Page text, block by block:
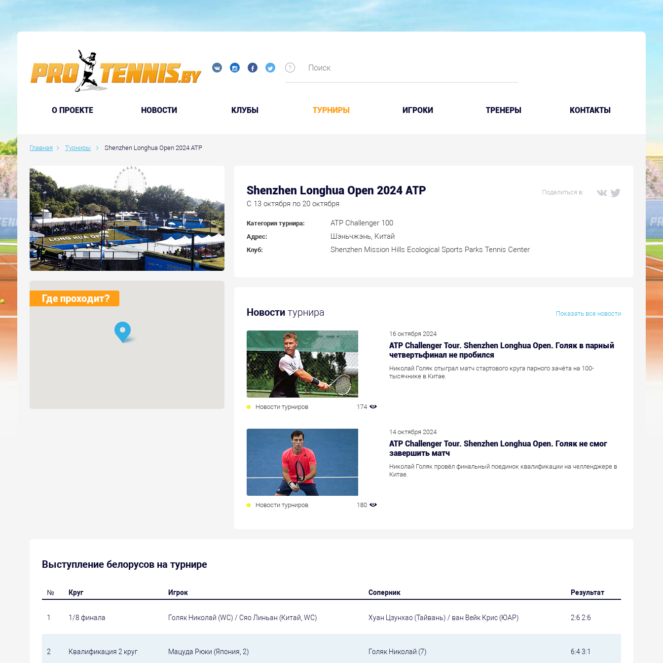
O ПРОЕКТЕ НОВОСТИ КЛУБЫ ТУРНИРЫ ИГРОКИ ТРЕНЕРЫ КОНТАКТЫ
Главная Турниры Shenzhen Longhua Open 2024 ATP
Поделиться в:
Shenzhen Longhua Open 2024 ATP
C 13 октября по 20 октября
Категория турнира: ATP Challenger 100
Адрес: Шэньчжэнь, Китай
Клуб: Shenzhen Mission Hills Ecological Sports Parks Tennis Center
Показать все новости
Новости турнира
Новости турниров 174
16 октября 2024
ATP Challenger Tour. Shenzhen Longhua Open. Голяк в парный
четвертьфинал не пробился
Николай Голяк отыграл матч стартового круга парного зачёта на 100-
тысячнике в Китае.
Новости турниров 180
14 октября 2024
ATP Challenger Tour. Shenzhen Longhua Open. Голяк не смог
завершить матч
Николай Голяк провёл финальный поединок квалификации на челленджере в
Китае.
Где проходит?
Выступление белорусов на турнире
№ Круг Игрок Соперник Результат
1 1/8 финала Голяк Николай (WC) / Сяо Линьан (Китай, WC) Хуан Цзунхао (Тайвань) / ван Вейк Крис (ЮАР) 2:6 2:6
2 Квалификация 2 круг Мацуда Рюки (Япония, 2) Голяк Николай (7) 6:4 3:1